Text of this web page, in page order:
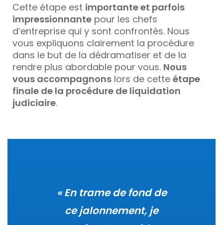
Cette étape est importante et parfois
impressionnante pour les chefs
d’entreprise qui y sont confrontés. Nous
vous expliquons clairement la procédure
dans le but de la dédramatiser et de la
rendre plus abordable pour vous. Nous
vous accompagnons lors de cette étape
finale de la procédure de liquidation
judiciaire.
« En trame de fond de
ce jalonnement, je